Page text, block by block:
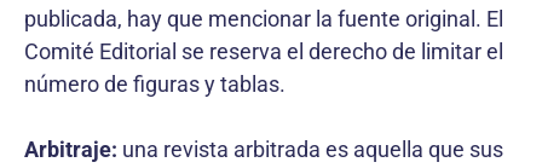
publicada, hay que mencionar la fuente original. El
Comité Editorial se reserva el derecho de limitar el
número de figuras y tablas.
Arbitraje: una revista arbitrada es aquella que sus